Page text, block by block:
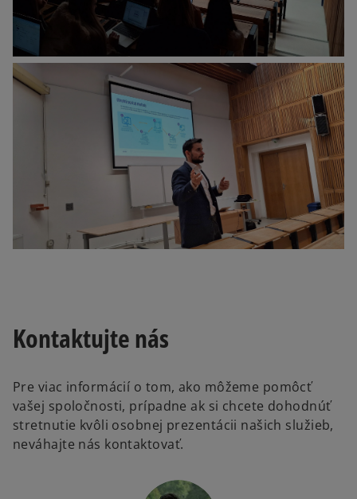
Kontaktujte nás
Pre viac informácií o tom, ako môžeme pomôcť
vašej spoločnosti, prípadne ak si chcete dohodnúť
stretnutie kvôli osobnej prezentácii našich služieb,
neváhajte nás kontaktovať.